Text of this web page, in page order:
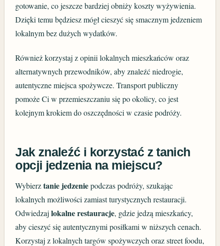
gotowanie, co jeszcze bardziej obniży koszty wyżywienia.
Dzięki temu będziesz mógł cieszyć się smacznym jedzeniem
lokalnym bez dużych wydatków.
Również korzystaj z opinii lokalnych mieszkańców oraz
alternatywnych przewodników, aby znaleźć niedrogie,
autentyczne miejsca spożywcze. Transport publiczny
pomoże Ci w przemieszczaniu się po okolicy, co jest
kolejnym krokiem do oszczędności w czasie podróży.
Jak znaleźć i korzystać z tanich
opcji jedzenia na miejscu?
Wybierztanie jedzeniepodczas podróży, szukając
lokalnych możliwości zamiast turystycznych restauracji.
Odwiedzajlokalne restauracje, gdzie jedzą mieszkańcy,
aby cieszyć się autentycznymi posiłkami w niższych cenach.
Korzystaj z lokalnych targów spożywczych oraz street foodu,